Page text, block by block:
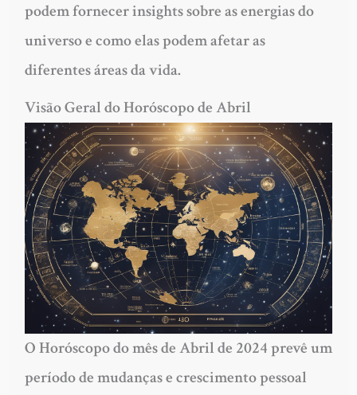
podem fornecer insights sobre as energias do
universo e como elas podem afetar as
diferentes áreas da vida.
Visão Geral do Horóscopo de Abril
O Horóscopo do mês de Abril de 2024 prevê um
período de mudanças e crescimento pessoal